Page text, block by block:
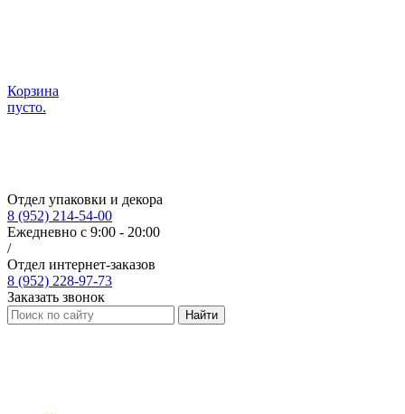
Корзина
пусто.
Отдел упаковки и декора
8 (952) 214-54-00
Ежедневно с 9:00 - 20:00
/
Отдел интернет-заказов
8 (952) 228-97-73
Заказать звонок
Найти